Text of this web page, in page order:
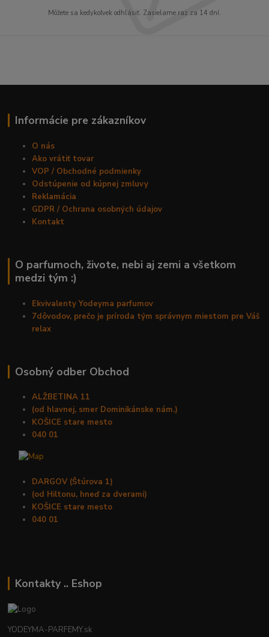
Môžete sa kedykoľvek odhlásiť. Zasielame raz za 14 dní.
Informácie pre zákazníkov
O nás
Ako vrátiť tovar
VOP / Obchodné podmienky
Odstúpenie od kúpnej zmluvy
Reklamácia
GDPR / Ochrana osobných údajov
Kontakt
O parfumoch, živote, nebi aj zemi a všetkom
medzi tým :)
Ekvivalenty Yodeyma parfumov
7dôvodov, prečo je príroda tým správnym miestom pre Váš
relax
Osobný odber Obchod
ALŽBETINA 11
(od hlavnej, smer Dominikánske nám.)
KOŠICE stare mesto
040 01
DARGOV (Štúrova 1)
(od Hiltonu, hneď za dverami)
KOŠICE stare mesto
040 01
Kontakty .. Eshop
YODEYMA-PARFEMY.sk